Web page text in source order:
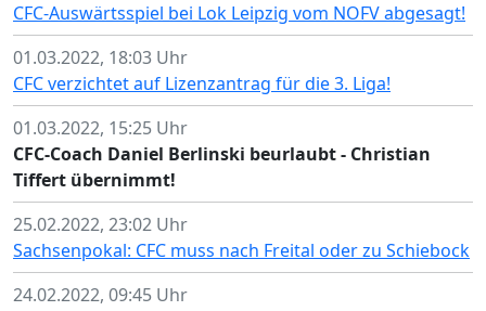
CFC-Auswärtsspiel bei Lok Leipzig vom NOFV abgesagt!
01.03.2022, 18:03 Uhr
CFC verzichtet auf Lizenzantrag für die 3. Liga!
01.03.2022, 15:25 Uhr
CFC-Coach Daniel Berlinski beurlaubt - Christian
Tiffert übernimmt!
25.02.2022, 23:02 Uhr
Sachsenpokal: CFC muss nach Freital oder zu Schiebock
24.02.2022, 09:45 Uhr